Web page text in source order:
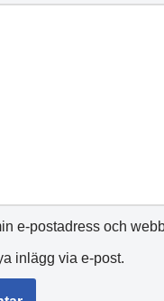
e-postadress och
inlägg via e-post.